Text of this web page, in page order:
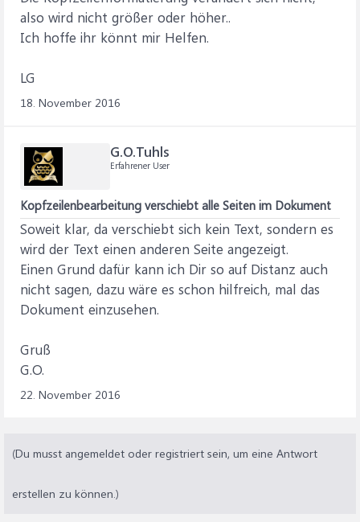
also wird nicht größer oder höher..
Ich hoffe ihr könnt mir Helfen.
LG
18. November 2016
G.O.Tuhls
Erfahrener User
Kopfzeilenbearbeitung verschiebt alle Seiten im Dokument
Soweit klar, da verschiebt sich kein Text, sondern es
wird der Text einen anderen Seite angezeigt.
Einen Grund dafür kann ich Dir so auf Distanz auch
nicht sagen, dazu wäre es schon hilfreich, mal das
Dokument einzusehen.
Gruß
G.O.
22. November 2016
(Du musst angemeldet oder registriert sein, um eine Antwort
erstellen zu können.)